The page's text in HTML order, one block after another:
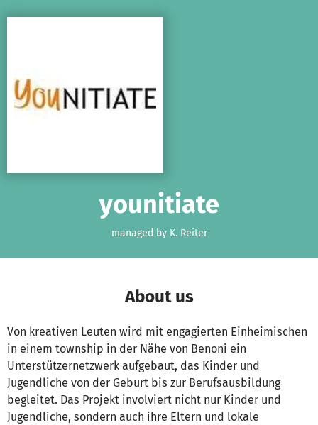
younitiate
managed by K. Reiter
About us
Von kreativen Leuten wird mit engagierten Einheimischen
in einem township in der Nähe von Benoni ein
Unterstützernetzwerk aufgebaut, das Kinder und
Jugendliche von der Geburt bis zur Berufsausbildung
begleitet. Das Projekt involviert nicht nur Kinder und
Jugendliche, sondern auch ihre Eltern und lokale